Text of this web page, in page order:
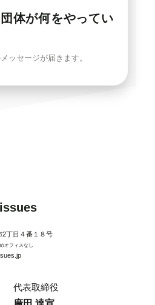
体が何をやってい
ッセージが届きます。
2丁目４番１８号
オフィスなし
代表取締役